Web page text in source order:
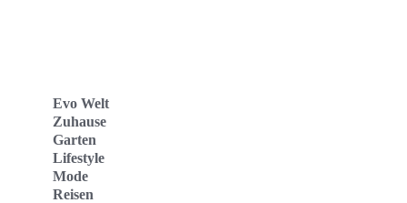
Evo Welt
Zuhause
Garten
Lifestyle
Mode
Reisen